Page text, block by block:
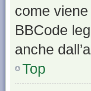
come
BBCode
anche
Top